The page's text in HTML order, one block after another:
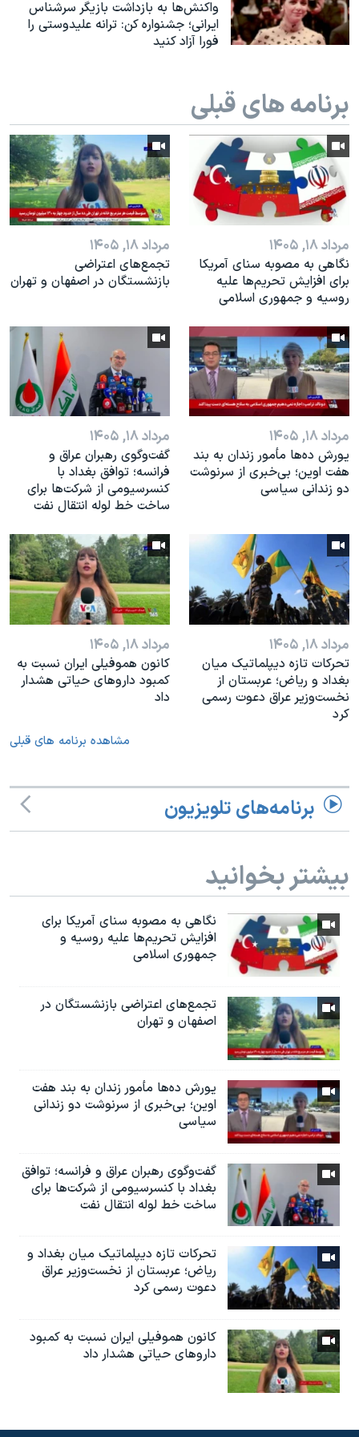
نرگس محمدی برنده جایزه نوبل صلح
سفر پرزیدنت ترامپ به چین
واکنش‌ها به بازداشت بازیگر سرشناس
ایرانی؛ جشنواره کن: ترانه علیدوستی را
فورا آزاد کنید
برنامه های قبلی
مرداد ۱۸, ۱۴۰۵
نگاهی به مصوبه سنای آمریکا
برای افزایش تحریم‌ها علیه
روسیه و جمهوری اسلامی
مرداد ۱۸, ۱۴۰۵
تجمع‌های اعتراضی
بازنشستگان در اصفهان و تهران
مرداد ۱۸, ۱۴۰۵
یورش ده‌ها مأمور زندان به بند
هفت اوین؛ بی‌خبری از سرنوشت
دو زندانی سیاسی
مرداد ۱۸, ۱۴۰۵
گفت‌وگوی رهبران عراق و
فرانسه؛ توافق بغداد با
کنسرسیومی از شرکت‌ها برای
ساخت خط لوله انتقال نفت
مرداد ۱۸, ۱۴۰۵
تحرکات تازه دیپلماتیک میان
بغداد و ریاض؛ عربستان از
نخست‌وزیر عراق دعوت رسمی
کرد
مرداد ۱۸, ۱۴۰۵
کانون هموفیلی ایران نسبت به
کمبود داروهای حیاتی هشدار
داد
مشاهده برنامه های قبلی
برنامه‌های تلویزیون
بیشتر بخوانید
نگاهی به مصوبه سنای آمریکا برای
افزایش تحریم‌ها علیه روسیه و
جمهوری اسلامی
تجمع‌های اعتراضی بازنشستگان در
اصفهان و تهران
یورش ده‌ها مأمور زندان به بند هفت
اوین؛ بی‌خبری از سرنوشت دو زندانی
سیاسی
گفت‌وگوی رهبران عراق و فرانسه؛ توافق
بغداد با کنسرسیومی از شرکت‌ها برای
ساخت خط لوله انتقال نفت
تحرکات تازه دیپلماتیک میان بغداد و
ریاض؛ عربستان از نخست‌وزیر عراق
دعوت رسمی کرد
کانون هموفیلی ایران نسبت به کمبود
داروهای حیاتی هشدار داد